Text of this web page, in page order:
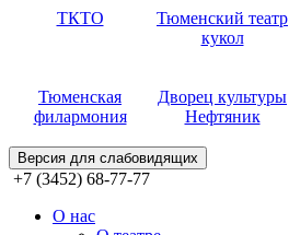
ТКТО
Тюменский театр
кукол
Тюменская
филармония
Дворец культуры
Нефтяник
Версия для слабовидящих
+7 (3452) 68-77-77
О нас